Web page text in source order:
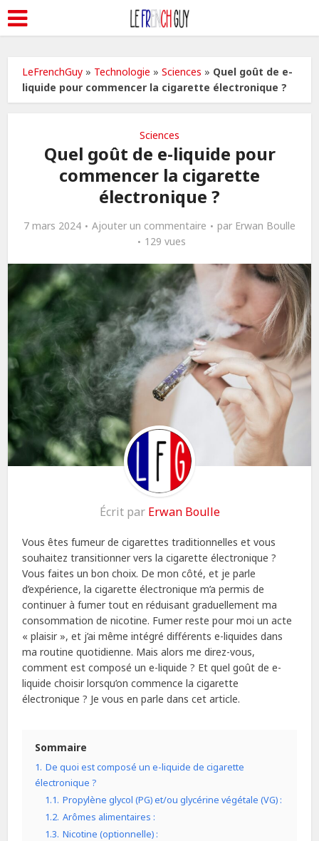
LeFrenchGuy » Technologie »Sciences » Quel goût de e-
liquide pour commencer la cigarette électronique ?
Sciences
Quel goût de e-liquide pour
commencer la cigarette
électronique ?
7 mars 2024 Ajouter un commentaire par Erwan Boulle
129 vues
Écrit par Erwan Boulle
Vous êtes fumeur de cigarettes traditionnelles et vous
souhaitez transitionner vers la cigarette électronique ?
Vous faites un bon choix. De mon côté, et je parle
d’expérience, la cigarette électronique m’a permis de
continuer à fumer tout en réduisant graduellement ma
consommation de nicotine. Fumer reste pour moi un acte
« plaisir », et j’ai même intégré différents e-liquides dans
ma routine quotidienne. Mais alors me direz-vous,
comment est composé un e-liquide ? Et quel goût de e-
liquide choisir lorsqu’on commence la cigarette
électronique ? Je vous en parle dans cet article.
Sommaire
1. De quoi est composé un e-liquide de cigarette
électronique ?
1.1. Propylène glycol (PG) et/ou glycérine végétale (VG) :
1.2. Arômes alimentaires :
1.3. Nicotine (optionnelle) :